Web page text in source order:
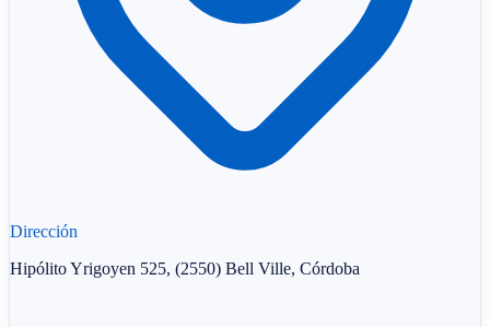
Dirección
Hipólito Yrigoyen 525, (2550) Bell Ville, Córdoba